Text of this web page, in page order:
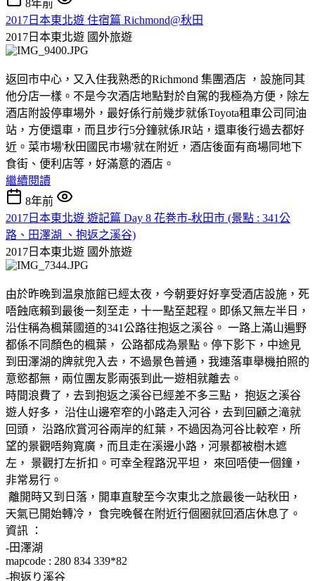
8年前
2017日本東北遊 住宿篇 Richmond@秋田
2017日本東北遊 國外旅遊
返回市中心，又入住我熟悉的Richmond 集團酒店 ，設施同其
他分店一樣。不是今次酒店地點對於自駕的我極為方便，除左
酒店附設停車場外，最好係行前幾步就係Toyota租車公司同油
站，方便還車，而且步行5分鐘就係JR站，還車後行過去都好
近。菜市場'秋田國民市場'就在附近，酒店後面有商場同地下
食街、便利店等，好滿意的酒店。
繼續閱讀
8年前
2017日本東北遊 遊記篇 Day 8 花巻市-秋田市 (景點 : 341公
路、田澤湖 、抱返之溪谷)
2017日本東北遊 國外旅遊
由於昨晚到温泉旅館已經太夜，今朝要好好享受酒店設施，死
唔蝕底賴到最後一刻至走，十一點至起程。即係又無左半日，
沿住稱為楓葉國道的341公路往抱返之溪谷。 一路上滿山遍野
都係不同顏色的楓葉， 公路都成為景點。停下影下，中途見
到田澤湖的牌就兜入去，不過景色普通，我連落車舉機拍照的
意慾都無，兩位團友影兩張到此一遊相就離去。
時間浪費了，去到抱返之溪谷已經差不多三點， 抱返之溪谷
遊人好多， 沿住山邊窄窄的小路走入河谷，去到回顧之滝就
回頭， 沿路欣賞河谷兩岸的紅葉，不過因為河谷比較窄，所
望的景觀唔夠寬廣，而且走在溪邊小路，河景都被樹木遮
左， 景觀打左折扣。可幸全程路況平坦， 來回唔使一個鐘，
非常易行。
離開時又到日落，開車直駛至今次東北之旅最後一站秋田，
天氣已開始轉冷， 食完晚餐在附近行個圈就回酒店休息了。
資訊 ：
-田澤湖
mapcode : 280 834 339*82
-抱返り溪谷